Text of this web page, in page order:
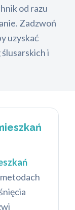
od razu
Zadzwoń
uzyskać
i